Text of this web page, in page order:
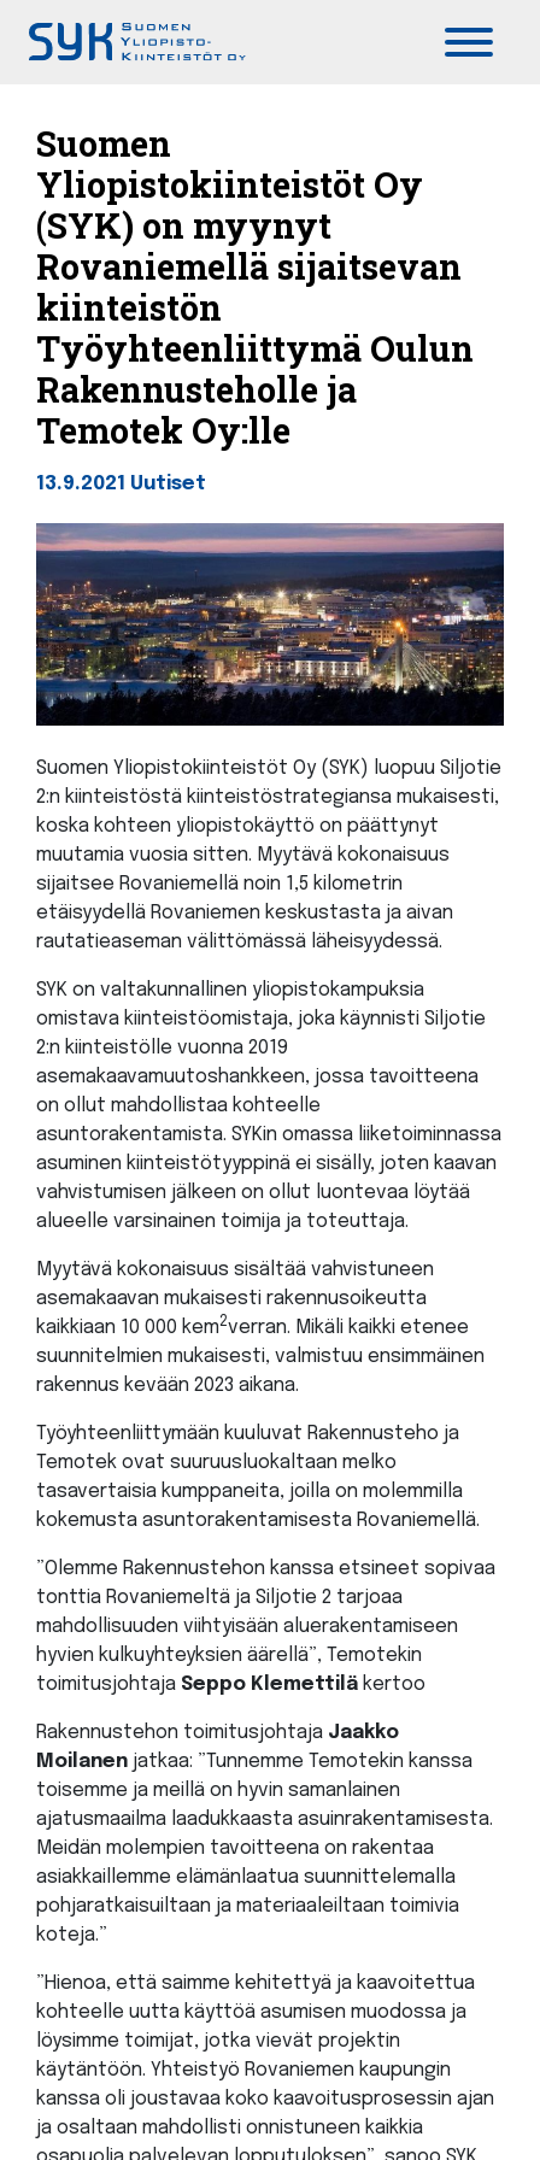
Suomen
Yliopistokiinteistöt Oy
(SYK) on myynyt
Rovaniemellä sijaitsevan
kiinteistön
Työyhteenliittymä Oulun
Rakennusteholle ja
Temotek Oy:lle
13.9.2021 Uutiset
Suomen Yliopistokiinteistöt Oy (SYK) luopuu Siljotie
2:n kiinteistöstä kiinteistöstrategiansa mukaisesti,
koska kohteen yliopistokäyttö on päättynyt
muutamia vuosia sitten. Myytävä kokonaisuus
sijaitsee Rovaniemellä noin 1,5 kilometrin
etäisyydellä Rovaniemen keskustasta ja aivan
rautatieaseman välittömässä läheisyydessä.
SYK on valtakunnallinen yliopistokampuksia
omistava kiinteistöomistaja, joka käynnisti Siljotie
2:n kiinteistölle vuonna 2019
asemakaavamuutoshankkeen, jossa tavoitteena
on ollut mahdollistaa kohteelle
asuntorakentamista. SYKin omassa liiketoiminnassa
asuminen kiinteistötyyppinä ei sisälly, joten kaavan
vahvistumisen jälkeen on ollut luontevaa löytää
alueelle varsinainen toimija ja toteuttaja.
Myytävä kokonaisuus sisältää vahvistuneen
asemakaavan mukaisesti rakennusoikeutta
kaikkiaan 10 000 kem2verran. Mikäli kaikki etenee
suunnitelmien mukaisesti, valmistuu ensimmäinen
rakennus kevään 2023 aikana.
Työyhteenliittymään kuuluvat Rakennusteho ja
Temotek ovat suuruusluokaltaan melko
tasavertaisia kumppaneita, joilla on molemmilla
kokemusta asuntorakentamisesta Rovaniemellä.
”Olemme Rakennustehon kanssa etsineet sopivaa
tonttia Rovaniemeltä ja Siljotie 2 tarjoaa
mahdollisuuden viihtyisään aluerakentamiseen
hyvien kulkuyhteyksien äärellä”, Temotekin
toimitusjohtaja Seppo Klemettilä kertoo
Rakennustehon toimitusjohtaja Jaakko
Moilanen jatkaa: ”Tunnemme Temotekin kanssa
toisemme ja meillä on hyvin samanlainen
ajatusmaailma laadukkaasta asuinrakentamisesta.
Meidän molempien tavoitteena on rakentaa
asiakkaillemme elämänlaatua suunnittelemalla
pohjaratkaisuiltaan ja materiaaleiltaan toimivia
koteja.”
”Hienoa, että saimme kehitettyä ja kaavoitettua
kohteelle uutta käyttöä asumisen muodossa ja
löysimme toimijat, jotka vievät projektin
käytäntöön. Yhteistyö Rovaniemen kaupungin
kanssa oli joustavaa koko kaavoitusprosessin ajan
ja osaltaan mahdollisti onnistuneen kaikkia